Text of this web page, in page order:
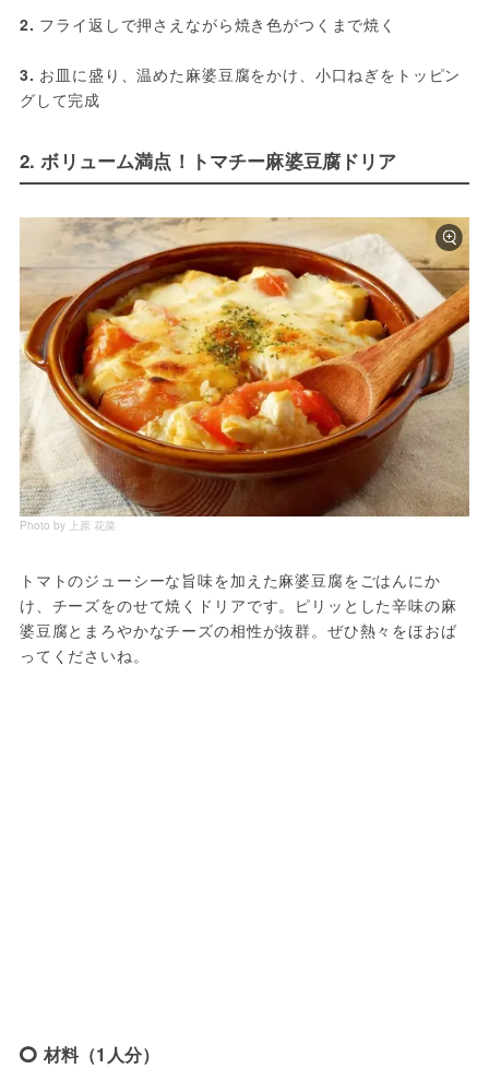
2. フライ返しで押さえながら焼き色がつくまで焼く
3. お皿に盛り、温めた麻婆豆腐をかけ、小口ねぎをトッピン
グして完成
2. ボリューム満点！トマチー麻婆豆腐ドリア
Photo by 上原 花菜
トマトのジューシーな旨味を加えた麻婆豆腐をごはんにか
け、チーズをのせて焼くドリアです。ピリッとした辛味の麻
婆豆腐とまろやかなチーズの相性が抜群。ぜひ熱々をほおば
ってくださいね。
材料（1人分）